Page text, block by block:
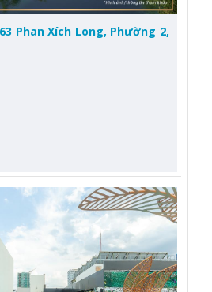
Phan Xích Long, Phường 2,